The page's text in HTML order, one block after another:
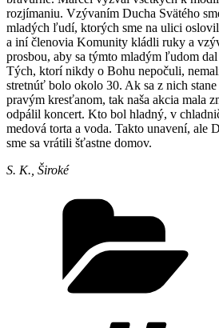
rozjímaniu. Vzývaním Ducha Svätého
mladých ľudí, ktorých sme na ulici
a iní členovia Komunity kládli ruky a
prosbou, aby sa týmto mladým ľudom
Tých, ktorí nikdy o Bohu nepočuli,
stretnúť bolo okolo 30. Ak sa z nich
pravým kresťanom, tak naša akcia mala
odpálil koncert. Kto bol hladný, v
medová torta a voda. Takto unavení, ale
sme sa vrátili šťastne domov.
S. K., Široké